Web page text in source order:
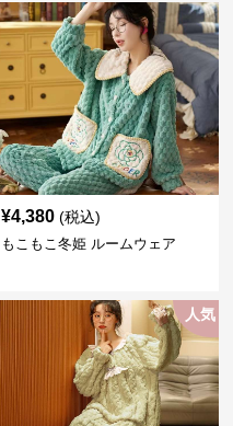
¥4,380 (税込)
もこもこ冬姫 ルームウェア
人気